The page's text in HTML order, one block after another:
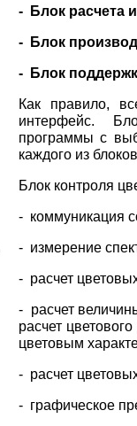
- Блок расчета
- Блок
- Блок
Как правило,
интерфейс.
программы с
каждого из
Блок контроля
- коммуникация
- измерение
- расчет
- расчет
расчет
цветовым
- расчет
- графическое